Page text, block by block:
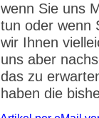
wenn Sie uns
tun oder wenn
wir Ihnen
uns aber
das zu
haben die